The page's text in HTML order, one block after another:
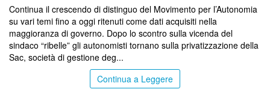
Continua il crescendo di distinguo del Movimento per l’Autonomia
su vari temi fino a oggi ritenuti come dati acquisiti nella
maggioranza di governo. Dopo lo scontro sulla vicenda del
sindaco “ribelle” gli autonomisti tornano sulla privatizzazione della
Sac, società di gestione deg...
Continua a Leggere